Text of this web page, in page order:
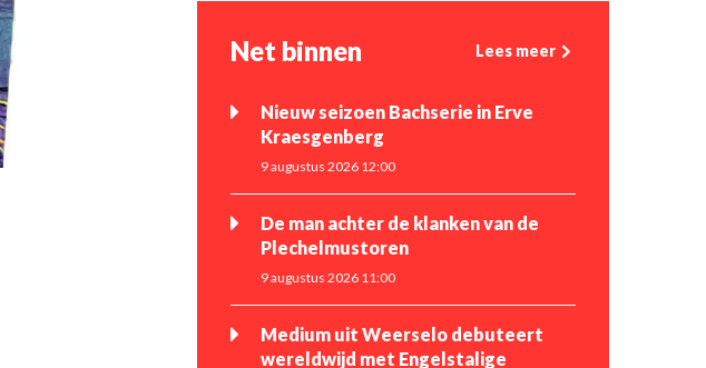
Net binnen Lees meer
Nieuw seizoen Bachserie in Erve
Kraesgenberg
9 augustus 2026 12:00
De man achter de klanken van de
Plechelmustoren
9 augustus 2026 11:00
Medium uit Weerselo debuteert
wereldwijd met Engelstalige